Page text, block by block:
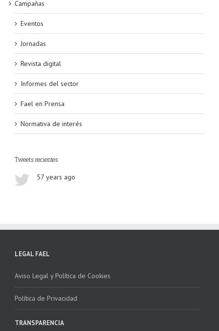
Campañas
Eventos
Jornadas
Revista digital
Informes del sector
Fael en Prensa
Normativa de interés
Tweets recientes
57 years ago
LEGAL FAEL
Aviso Legal y Política de Cookies
Política de Privacidad
TRANSPARENCIA